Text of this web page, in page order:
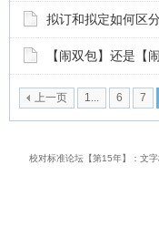
拟订和拟定如何区
【闹双包】还是【
上一页 1... 6 7
校对标准论坛【第15年】：文